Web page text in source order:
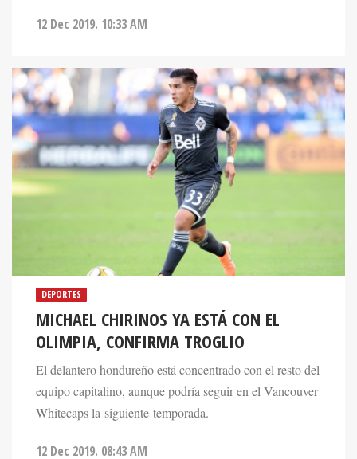
12 Dec 2019. 10:33 AM
DEPORTES
MICHAEL CHIRINOS YA ESTÁ CON EL
OLIMPIA, CONFIRMA TROGLIO
El delantero hondureño está concentrado con el resto del
equipo capitalino, aunque podría seguir en el Vancouver
Whitecaps la siguiente temporada.
12 Dec 2019. 08:43 AM